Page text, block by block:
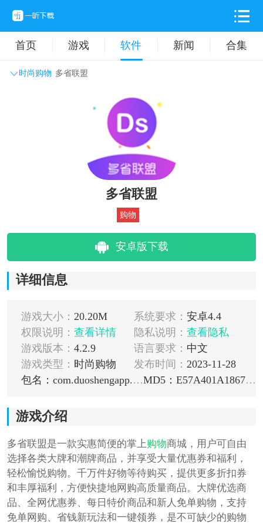
首页 游戏 软件 新闻 合集
时尚购物 多省联盟
旅游出行
拍摄美化 时尚购物
多省联盟
购物
安卓版下载
详细信息
游戏大小： 20.20M 系统要求： 安卓4.4
权限说明： 查看详情 隐私说明： 查看隐私
游戏版本： 4.2.9 语言要求： 中文
游戏类型： 时尚购物 发布时间： 2023-11-28
包名：com.duoshengapp.app
MD5：E57A401A186761FC7883D73C51F9C764
游戏介绍
多省联盟是一款实惠简便的掌上购物商城，用户可自由
选择各类大牌和潮牌商品，并享受大量优惠券和福利，
轻松愉悦购物。千万件好物等待购买，提供更多折扣券
和丰厚福利，方便快捷地网购高质量商品。大牌优选商
品、全网优惠券、每日特价商品和新人免单购物，支持
免单网购、省钱新玩法和一键领券，是不可缺少的购物